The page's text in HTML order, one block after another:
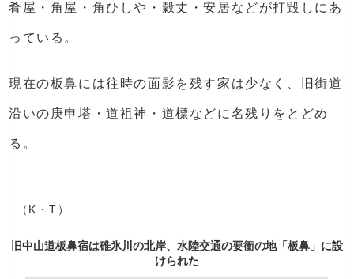
肴屋・角屋・角ひしや・穀丈・安居などが打毀しにあ
っている。
現在の板鼻には往時の面影を残す家は少なく、旧街道
沿いの庚申塔・道祖神・道標などに名残りをとどめ
る。
（K・T）
旧中山道板鼻宿は碓氷川の北岸、水陸交通の要衝の地「板鼻」に設
けられた